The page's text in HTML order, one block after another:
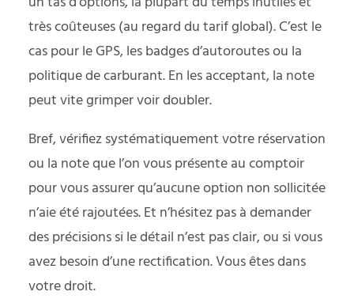
très coûteuses (au regard du tarif global). C’est le
cas pour le GPS, les badges d’autoroutes ou la
politique de carburant. En les acceptant, la note
peut vite grimper voir doubler.
Bref, vérifiez systématiquement votre réservation
ou la note que l’on vous présente au comptoir
pour vous assurer qu’aucune option non sollicitée
n’aie été rajoutées. Et n’hésitez pas à demander
des précisions si le détail n’est pas clair, ou si vous
avez besoin d’une rectification. Vous êtes dans
votre droit.